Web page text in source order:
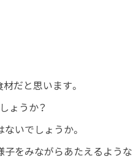
だと思います。
ょうか？
いでしょうか。
子をみながらあたえるような